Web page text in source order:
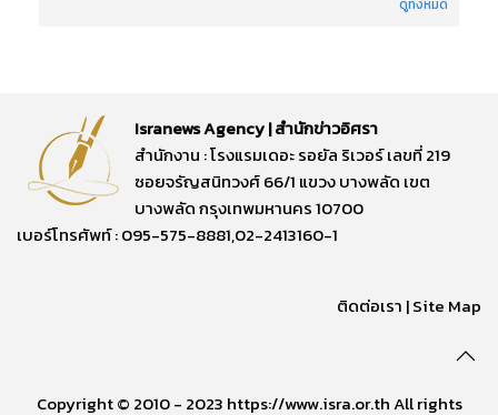
ดูทั้งหมด
Isranews Agency | สำนักข่าวอิศรา
สำนักงาน : โรงแรมเดอะ รอยัล ริเวอร์ เลขที่ 219
ซอยจรัญสนิทวงศ์ 66/1 แขวง บางพลัด เขต
บางพลัด กรุงเทพมหานคร 10700
เบอร์โทรศัพท์ : 095-575-8881,02-2413160-1
ติดต่อเรา |Site Map
Copyright © 2010 - 2023 https://www.isra.or.th All rights